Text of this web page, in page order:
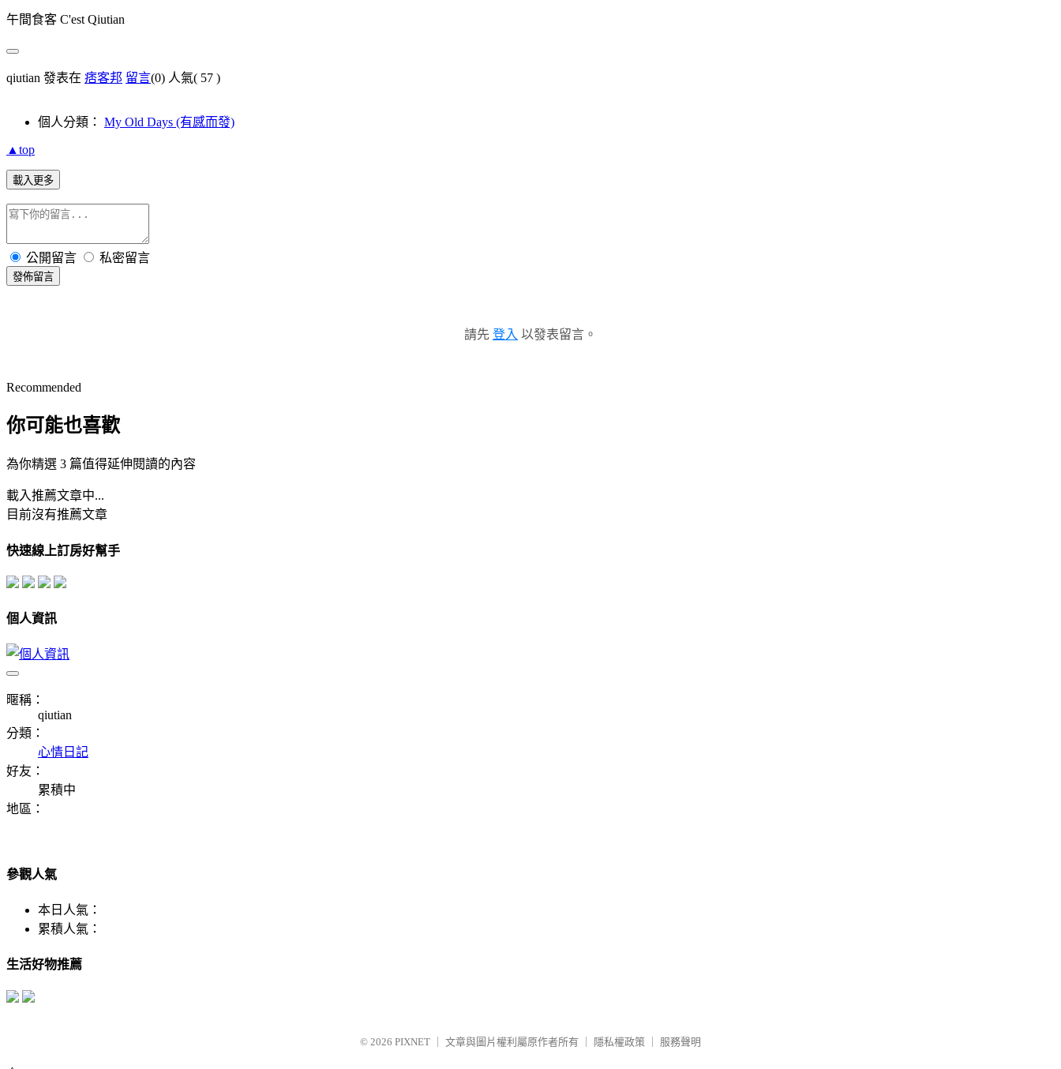
午間食客 C'est Qiutian
qiutian 發表在 痞客邦 留言(0) 人氣( 57 )
個人分類： My Old Days (有感而發)
▲top
載入更多
公開留言 私密留言
發佈留言
請先 登入 以發表留言。
Recommended
你可能也喜歡
為你精選 3 篇值得延伸閱讀的內容
載入推薦文章中...
目前沒有推薦文章
快速線上訂房好幫手
個人資訊
暱稱：
qiutian
分類：
心情日記
好友：
累積中
地區：
參觀人氣
本日人氣：
累積人氣：
生活好物推薦
© 2026 PIXNET 文章與圖片權利屬原作者所有 隱私權政策 服務聲明